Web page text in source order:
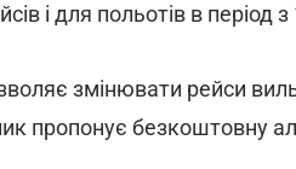
і для польотів в період
змінювати рейси
пропонує безкоштовну